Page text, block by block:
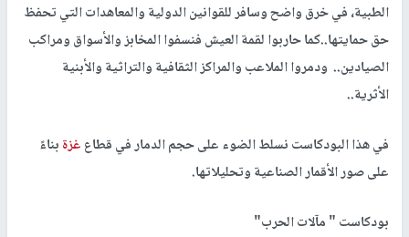
الطبية، في خرق واضح وسافر للقوانين الدولية والمعاهدات التي تحفظ
حق حمايتها..كما حاربوا لقمة العيش فنسفوا المخابز والأسواق ومراكب
الصيادين.. ودمروا الملاعب والمراكز الثقافية والتراثية والأبنية
الأثرية..
في هذا البودكاست نسلط الضوء على حجم الدمار في قطاعغزةبناءً
على صور الأقمار الصناعية وتحليلاتها.
بودكاست " مآلات الحرب"